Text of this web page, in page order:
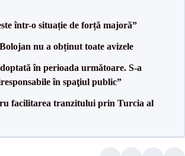
într-o situație de forță majoră”
nu a obținut toate avizele
în perioada următoare. S-a
în spaţiul public”
facilitarea tranzitului prin Turcia al